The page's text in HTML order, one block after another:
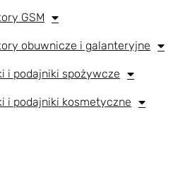
GSM
obuwnicze i galanteryjne
i podajniki spożywcze
i podajniki kosmetyczne